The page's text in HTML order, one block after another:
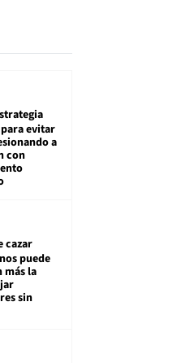
evitar
a
con
cazar
puede
más la
sin